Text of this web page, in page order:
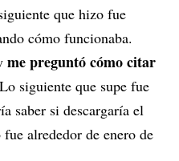
que hizo fue
cómo funcionaba.
me preguntó cómo citar
siguiente que supe fue
saber si descargaría el
alrededor de enero de